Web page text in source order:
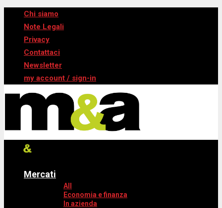
Chi siamo
Note Legali
Privacy
Contattaci
Newsletter
my account / sign-in
Mercati
All
Economia e finanza
In azienda